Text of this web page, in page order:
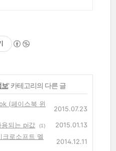
' 카테고리의 다른 글
(페이스북 윈
2015.07.23
되는 pi값
(1)
2015.01.13
로소프트 멜
2014.12.11